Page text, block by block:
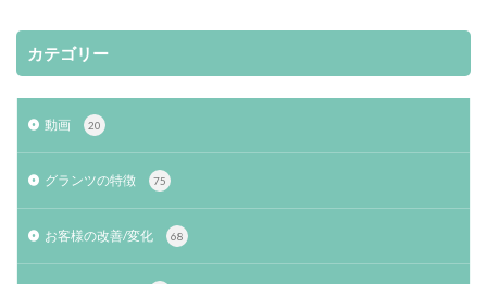
カテゴリー
動画 20
グランツの特徴 75
お客様の改善/変化 68